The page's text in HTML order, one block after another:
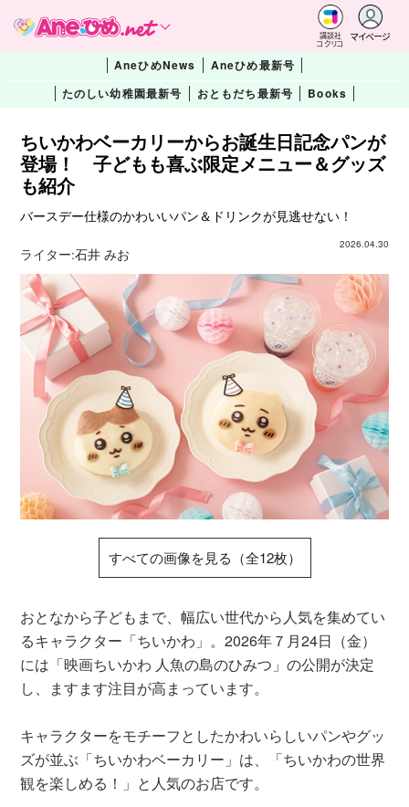
講談社
コクリコ
マイページ
AneひめNews
Aneひめ最新号
たのしい幼稚園最新号
おともだち最新号 Books
ちいかわベーカリーからお誕生日記念パンが
登場！ 子どもも喜ぶ限定メニュー＆グッズ
も紹介
バースデー仕様のかわいいパン＆ドリンクが見逃せない！
2026.04.30
ライター:石井 みお
すべての画像を見る（全12枚）
おとなから子どもまで、幅広い世代から人気を集めてい
るキャラクター「ちいかわ」。2026年７月24日（金）
には「映画ちいかわ 人魚の島のひみつ」の公開が決定
し、ますます注目が高まっています。
キャラクターをモチーフとしたかわいらしいパンやグッ
ズが並ぶ「ちいかわベーカリー」は、「ちいかわの世界
観を楽しめる！」と人気のお店です。